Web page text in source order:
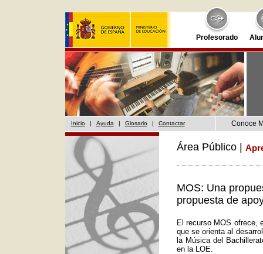
Profesorado
Inicio | Ayuda | Glosario | Contactar Conoce
Área Público |
MOS: Una
propuesta de
El recurso MOS ofrece,
que se orienta al
la Música del
en la LOE.